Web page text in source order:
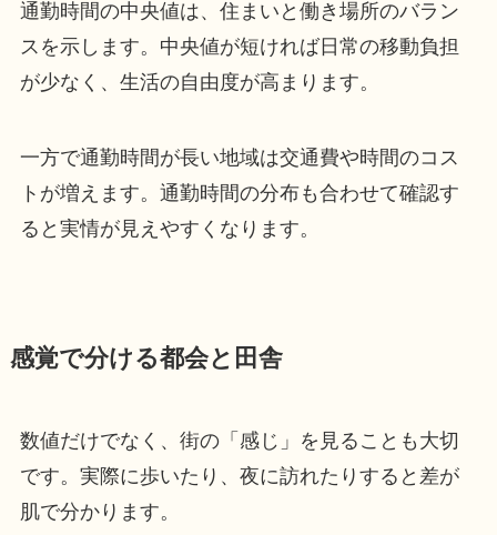
通勤時間の中央値は、住まいと働き場所のバラン
スを示します。中央値が短ければ日常の移動負担
が少なく、生活の自由度が高まります。
一方で通勤時間が長い地域は交通費や時間のコス
トが増えます。通勤時間の分布も合わせて確認す
ると実情が見えやすくなります。
感覚で分ける都会と田舎
数値だけでなく、街の「感じ」を見ることも大切
です。実際に歩いたり、夜に訪れたりすると差が
肌で分かります。